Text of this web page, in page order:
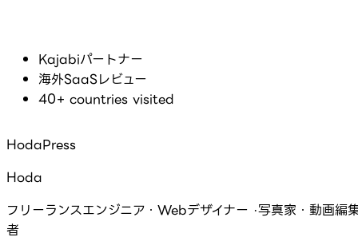
Kajabiパートナー
海外SaaSレビュー
40+ countries visited
HodaPress
Hoda
フリーランスエンジニア・Webデザイナー ·写真家・動画編
者